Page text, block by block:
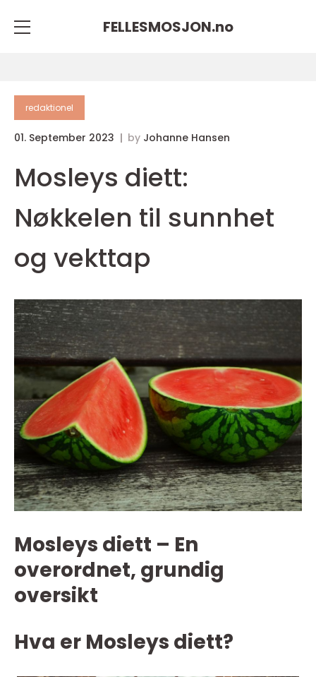
FELLESMOSJON.no
redaktionel
01. September 2023 by Johanne Hansen
Mosleys diett:
Nøkkelen til sunnhet
og vekttap
Mosleys diett – En
overordnet, grundig
oversikt
Hva er Mosleys diett?